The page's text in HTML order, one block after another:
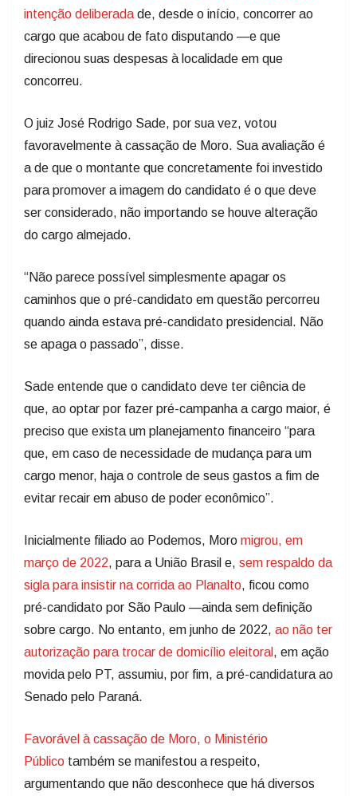
intenção deliberadade, desde o início, concorrer ao
cargo que acabou de fato disputando —e que
direcionou suas despesas à localidade em que
concorreu.
O juiz José Rodrigo Sade, por sua vez, votou
favoravelmente à cassação de Moro. Sua avaliação é
a de que o montante que concretamente foi investido
para promover a imagem do candidato é o que deve
ser considerado, não importando se houve alteração
do cargo almejado.
“Não parece possível simplesmente apagar os
caminhos que o pré-candidato em questão percorreu
quando ainda estava pré-candidato presidencial. Não
se apaga o passado”, disse.
Sade entende que o candidato deve ter ciência de
que, ao optar por fazer pré-campanha a cargo maior, é
preciso que exista um planejamento financeiro “para
que, em caso de necessidade de mudança para um
cargo menor, haja o controle de seus gastos a fim de
evitar recair em abuso de poder econômico”.
Inicialmente filiado ao Podemos, Moro migrou, em
março de 2022, para a União Brasil e, sem respaldo da
sigla para insistir na corrida ao Planalto, ficou como
pré-candidato por São Paulo —ainda sem definição
sobre cargo. No entanto, em junho de 2022, ao não ter
autorização para trocar de domicílio eleitoral, em ação
movida pelo PT, assumiu, por fim, a pré-candidatura ao
Senado pelo Paraná.
Favorável à cassação de Moro, o Ministério
Público também se manifestou a respeito,
argumentando que não desconhece que há diversos